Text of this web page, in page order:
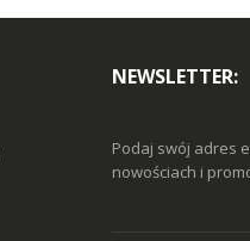
NEWSLETTER:
Podaj swój adres
nowościach i